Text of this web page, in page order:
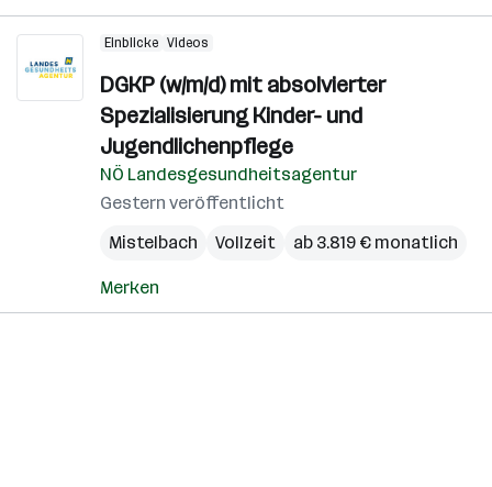
Einblicke Videos
DGKP (w/m/d) mit absolvierter
Spezialisierung Kinder- und
Jugendlichenpflege
NÖ Landesgesundheitsagentur
Gestern veröffentlicht
Mistelbach
Vollzeit ab 3.819 € monatlich
Merken